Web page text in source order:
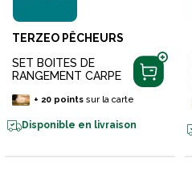
TERZEO PÊCHEURS
SET BOITES DE
RANGEMENT CARPE
+ 20pointssur la carte
Disponible en livraison